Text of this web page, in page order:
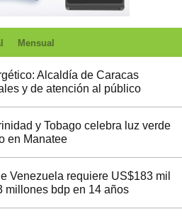
Mensual
Alcaldía de Caracas
y de atención al público
y Tobago celebra luz verde
en Manatee
Venezuela requiere US$183 mil
millones bdp en 14 años